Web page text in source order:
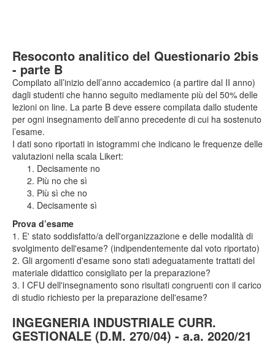
Resoconto analitico del Questionario 2bis
- parte B
Compilato all’inizio dell’anno accademico (a partire dal II anno)
dagli studenti che hanno seguito mediamente più del 50% delle
lezioni on line. La parte B deve essere compilata dallo studente
per ogni insegnamento dell’anno precedente di cui ha sostenuto
l’esame.
I dati sono riportati in istogrammi che indicano le frequenze delle
valutazioni nella scala Likert:
Decisamente no
Più no che sì
Più sì che no
Decisamente sì
Prova d’esame
1. E' stato soddisfatto/a dell'organizzazione e delle modalità di
svolgimento dell'esame? (indipendentemente dal voto riportato)
2. Gli argomenti d'esame sono stati adeguatamente trattati del
materiale didattico consigliato per la preparazione?
3. I CFU dell'insegnamento sono risultati congruenti con il carico
di studio richiesto per la preparazione dell'esame?
INGEGNERIA INDUSTRIALE CURR.
GESTIONALE (D.M. 270/04) - a.a. 2020/21